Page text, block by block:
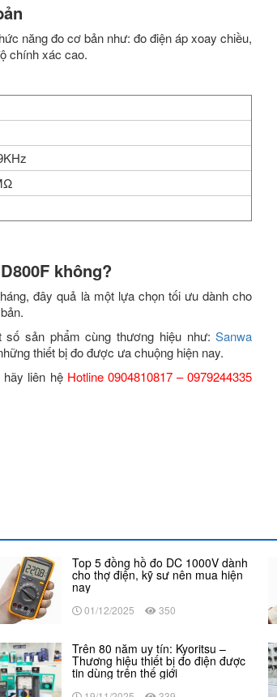
năng đo cơ bản như: đo điện áp xoay chiều,
chính xác cao.
không?
đây quả là một lựa chọn tối ưu dành cho
số sản phẩm cùng thương hiệu như:Sanwa
thiết bị đo được ưa chuộng hiện nay.
hãy liên hệ Hotline 0904810817 – 0979244335
Top 5 đồng hồ đo DC 1000V dành
cho thợ điện, kỹ sư nên mua hiện
nay
01/12/2025 350
Trên 80 năm uy tín: Kyoritsu –
Thương hiệu thiết bị đo điện được
tin dùng trên thế giới